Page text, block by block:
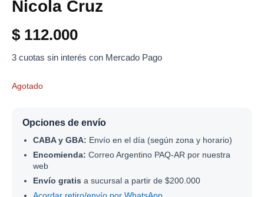
Nicola Cruz
$ 112.000
3 cuotas sin interés con Mercado Pago
Agotado
Opciones de envío
CABA y GBA: Envío en el día (según zona y horario)
Encomienda: Correo Argentino PAQ-AR por nuestra
web
Envío gratis a sucursal a partir de $200.000
Acordar retiro/envío por WhatsApp